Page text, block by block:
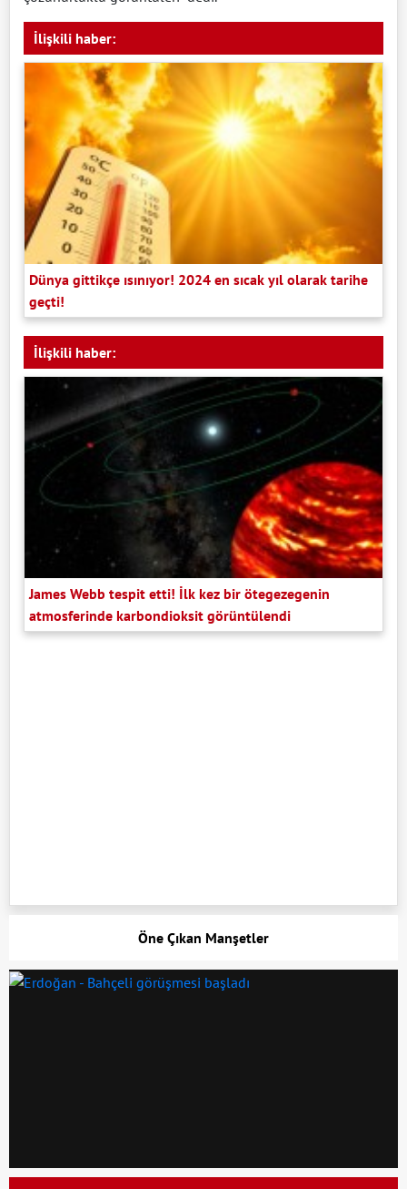
İlişkili haber:
Dünya gittikçe ısınıyor! 2024 en sıcak yıl olarak tarihe
geçti!
İlişkili haber:
James Webb tespit etti! İlk kez bir ötegezegenin
atmosferinde karbondioksit görüntülendi
Öne Çıkan Manşetler